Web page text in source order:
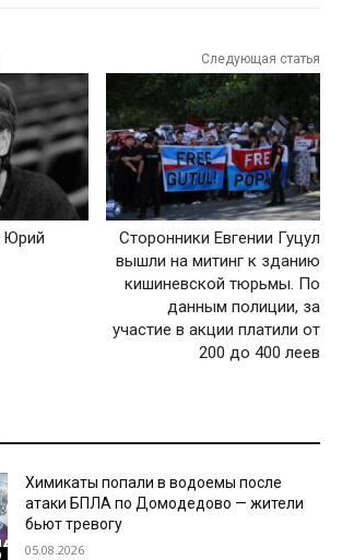
Юрий
Следующая статья
Сторонники Евгении Гуцул
вышли на митинг к зданию
кишиневской тюрьмы. По
данным полиции, за
участие в акции платили от
200 до 400 леев
Химикаты попали в водоемы после
атаки БПЛА по Домодедово — жители
бьют тревогу
05.08.2026